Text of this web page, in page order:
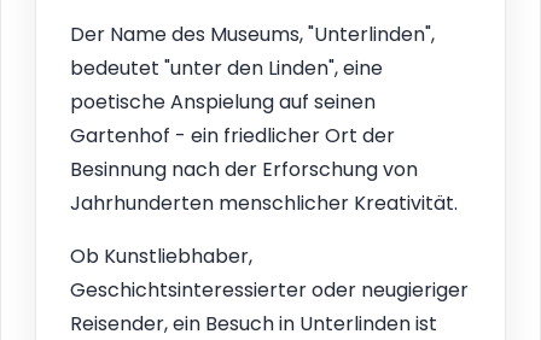
Der Name des Museums, "Unterlinden",
bedeutet "unter den Linden", eine
poetische Anspielung auf seinen
Gartenhof - ein friedlicher Ort der
Besinnung nach der Erforschung von
Jahrhunderten menschlicher Kreativität.
Ob Kunstliebhaber,
Geschichtsinteressierter oder neugieriger
Reisender, ein Besuch in Unterlinden ist